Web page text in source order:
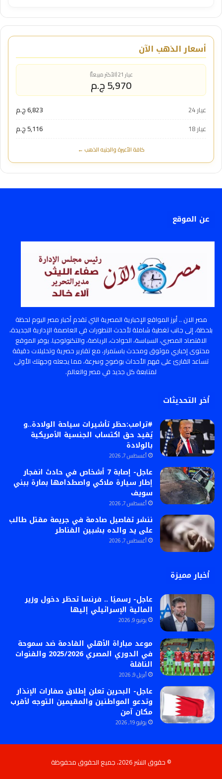
أسعار الذهب الآن
عيار 21 (الأكثر مبيعاً)
5,970 ج.م
عيار 24
6,823 ج.م
عيار 18
5,116 ج.م
كافة الأعيرة والجنيه الذهب ←
عن الموقع
مصر الان .. أبرز المواقع الإخبارية المصرية التي تقدم أخبار مصر اليوم لحظة
بلحظة، إلى جانب تغطية شاملة لأحدث التطورات في العاصمة الإدارية الجديدة،
الاقتصاد المصري، السياسة، الحوادث، الرياضة، والتكنولوجيا. يوفر الموقع
محتوى إخباري موثوق ومحدث باستمرار، مع تقارير حصرية وتحليلات دقيقة
تساعد القارئ على فهم الأحداث بوضوح وسرعة، مما يجعله وجهتك الأولى
لمتابعة كل جديد في مصر والعالم.
أخر التحديثات
#ترامب:حظر تأشيرات سياحة الولادة..و
يُقيد حق اكتساب الجنسية الأمريكية
بالولادة
أغسطس 7, 2026
عاجل- إصابة 7 أشخاص في حادث انفجار
إطار سيارة ملاكي واصطدامها بمارة ببني
سويف
أغسطس 7, 2026
ننشر تفاصيل صادمة في جريمة مقتل طالب
على يد والده بشبين القناطر
أغسطس 7, 2026
أخبار مميزة
عاجل- رسميًا .. فرنسا تحظر دخول وزير
المالية الإسرائيلي إليها
يونيو 9, 2026
موعد مباراة الأهلي القادمة ضد سموحة
في الدوري المصري 2025/2026 والقنوات
الناقلة
أبريل 9, 2026
عاجل- البحرين تعلن إطلاق صفارات الإنذار
وتدعو المواطنين والمقيمين التوجه لأقرب
مكان آمن
يوليو 19, 2026
© حقوق النشر 2026، جميع الحقوق محفوظة